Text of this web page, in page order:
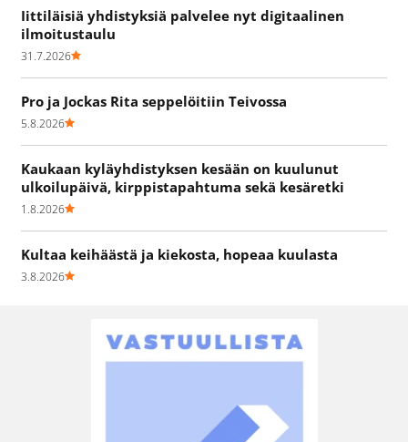
Iittiläisiä yhdistyksiä palvelee nyt digitaalinen
ilmoitustaulu
31.7.2026
Pro ja Jockas Rita seppelöitiin Teivossa
5.8.2026
Kaukaan kyläyhdistyksen kesään on kuulunut
ulkoilupäivä, kirppistapahtuma sekä kesäretki
1.8.2026
Kultaa keihäästä ja kiekosta, hopeaa kuulasta
3.8.2026